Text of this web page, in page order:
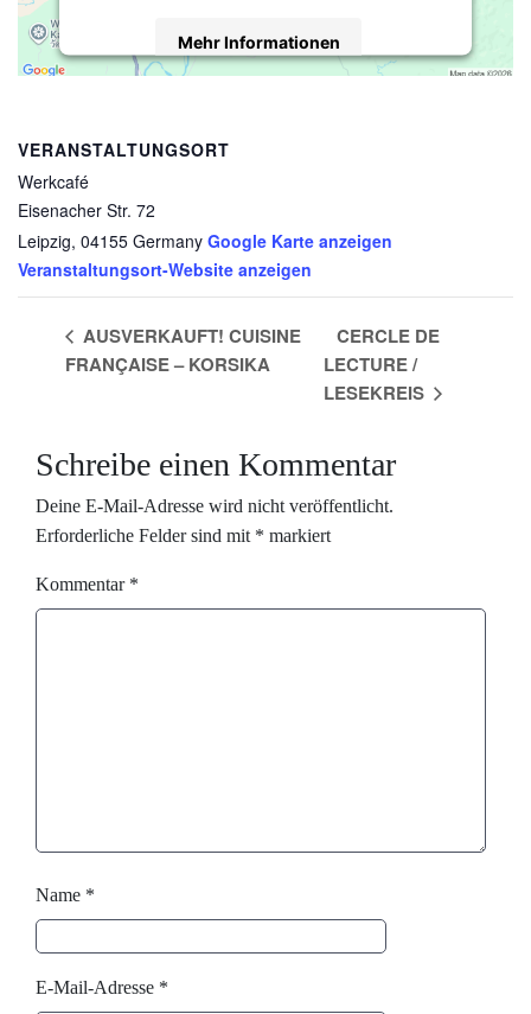
VERANSTALTUNGSORT
Werkcafé
Eisenacher Str. 72
Leipzig, 04155 Germany Google Karte anzeigen
Veranstaltungsort-Website anzeigen
Mehr Informationen
powered byUsercentrics Consent
AUSVERKAUFT! CUISINE
FRANÇAISE – KORSIKA
CERCLE DE
LECTURE /
LESEKREIS
Schreibe einen Kommentar
Deine E-Mail-Adresse wird nicht veröffentlicht.
Erforderliche Felder sind mit * markiert
Kommentar *
Name *
E-Mail-Adresse *